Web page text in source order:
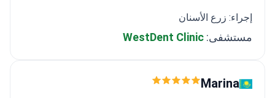
إجراء: زرع الأسنان
مستشفى: WestDent Clinic
Marina